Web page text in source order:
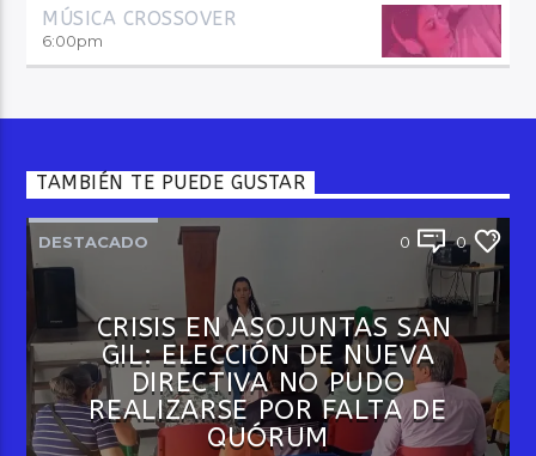
MÚSICA CROSSOVER
6:00pm
TAMBIÉN TE PUEDE GUSTAR
DESTACADO 0 0
CRISIS EN ASOJUNTAS SAN
GIL: ELECCIÓN DE NUEVA
DIRECTIVA NO PUDO
REALIZARSE POR FALTA DE
QUÓRUM